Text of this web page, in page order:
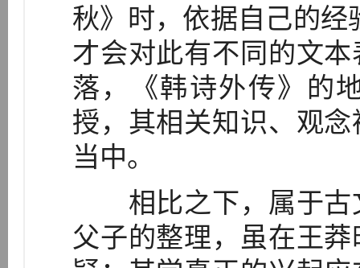
秋》时，依据自己的经
才会对此有不同的文
落，《韩诗外传》的
授，其相关知识、观
当中。
相比之下，属于古
父子的整理，虽在王